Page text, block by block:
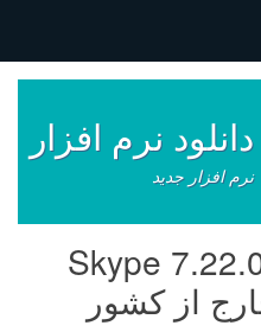
دانلود نرم افزار
نرم افزار جدید
Skype
از كشور